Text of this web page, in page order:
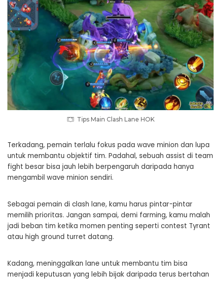
Tips Main Clash Lane HOK
Terkadang, pemain terlalu fokus pada wave minion dan lupa
untuk membantu objektif tim. Padahal, sebuah assist di team
fight besar bisa jauh lebih berpengaruh daripada hanya
mengambil wave minion sendiri.
Sebagai pemain di clash lane, kamu harus pintar-pintar
memilih prioritas. Jangan sampai, demi farming, kamu malah
jadi beban tim ketika momen penting seperti contest Tyrant
atau high ground turret datang.
Kadang, meninggalkan lane untuk membantu tim bisa
menjadi keputusan yang lebih bijak daripada terus bertahan